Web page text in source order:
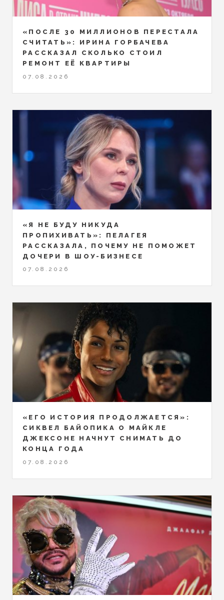
«ПОСЛЕ 30 МИЛЛИОНОВ ПЕРЕСТАЛА
СЧИТАТЬ»: ИРИНА ГОРБАЧЕВА
РАССКАЗАЛ СКОЛЬКО СТОИЛ
РЕМОНТ ЕЁ КВАРТИРЫ
07.08.2026
«Я НЕ БУДУ НИКУДА
ПРОПИХИВАТЬ»: ПЕЛАГЕЯ
РАССКАЗАЛА, ПОЧЕМУ НЕ ПОМОЖЕТ
ДОЧЕРИ В ШОУ-БИЗНЕСЕ
07.08.2026
«ЕГО ИСТОРИЯ ПРОДОЛЖАЕТСЯ»:
СИКВЕЛ БАЙОПИКА О МАЙКЛЕ
ДЖЕКСОНЕ НАЧНУТ СНИМАТЬ ДО
КОНЦА ГОДА
07.08.2026